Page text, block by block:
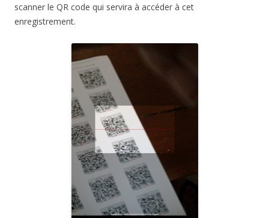
scanner le QR code qui servira à accéder à cet
enregistrement.